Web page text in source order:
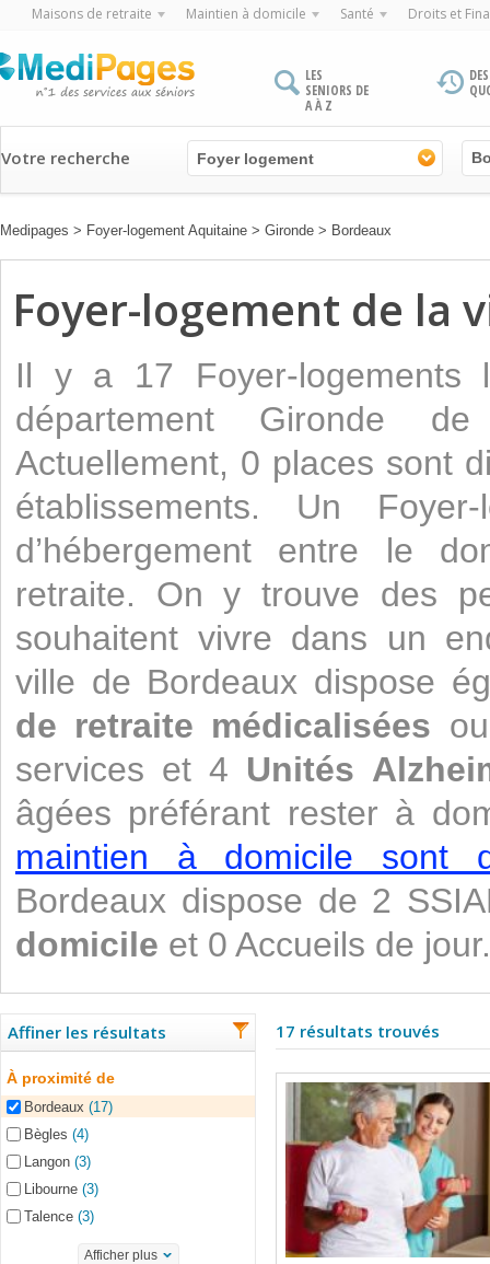
Maisons de retraite Maintien à domicile Santé Droits et
LES
SENIORS DE
A À Z
Votre recherche Foyer logement
Medipages > Foyer-logement Aquitaine > Gironde > Bordeaux
Foyer-logement de la
Il y a 17 Foyer-logements
département Gironde
Actuellement, 0 places sont
établissements. Un
d’hébergement entre le
retraite. On y trouve des
souhaitent vivre dans un
ville de Bordeaux dispose
de retraite médicalisées
services et 4 Unités
âgées préférant rester à
maintien à domicile sont
Bordeaux dispose de 2
domicile et 0 Accueils de jour.
Affiner les résultats
À proximité de
Bordeaux (17)
Bègles (4)
Langon (3)
Libourne (3)
Talence (3)
Afficher plus
17 résultats trouvés